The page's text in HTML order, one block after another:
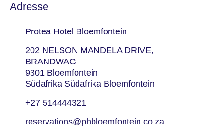
Adresse
Protea Hotel Bloemfontein
202 NELSON MANDELA DRIVE,
BRANDWAG
9301 Bloemfontein
Südafrika Südafrika Bloemfontein
+27 514444321
reservations@phbloemfontein.co.za